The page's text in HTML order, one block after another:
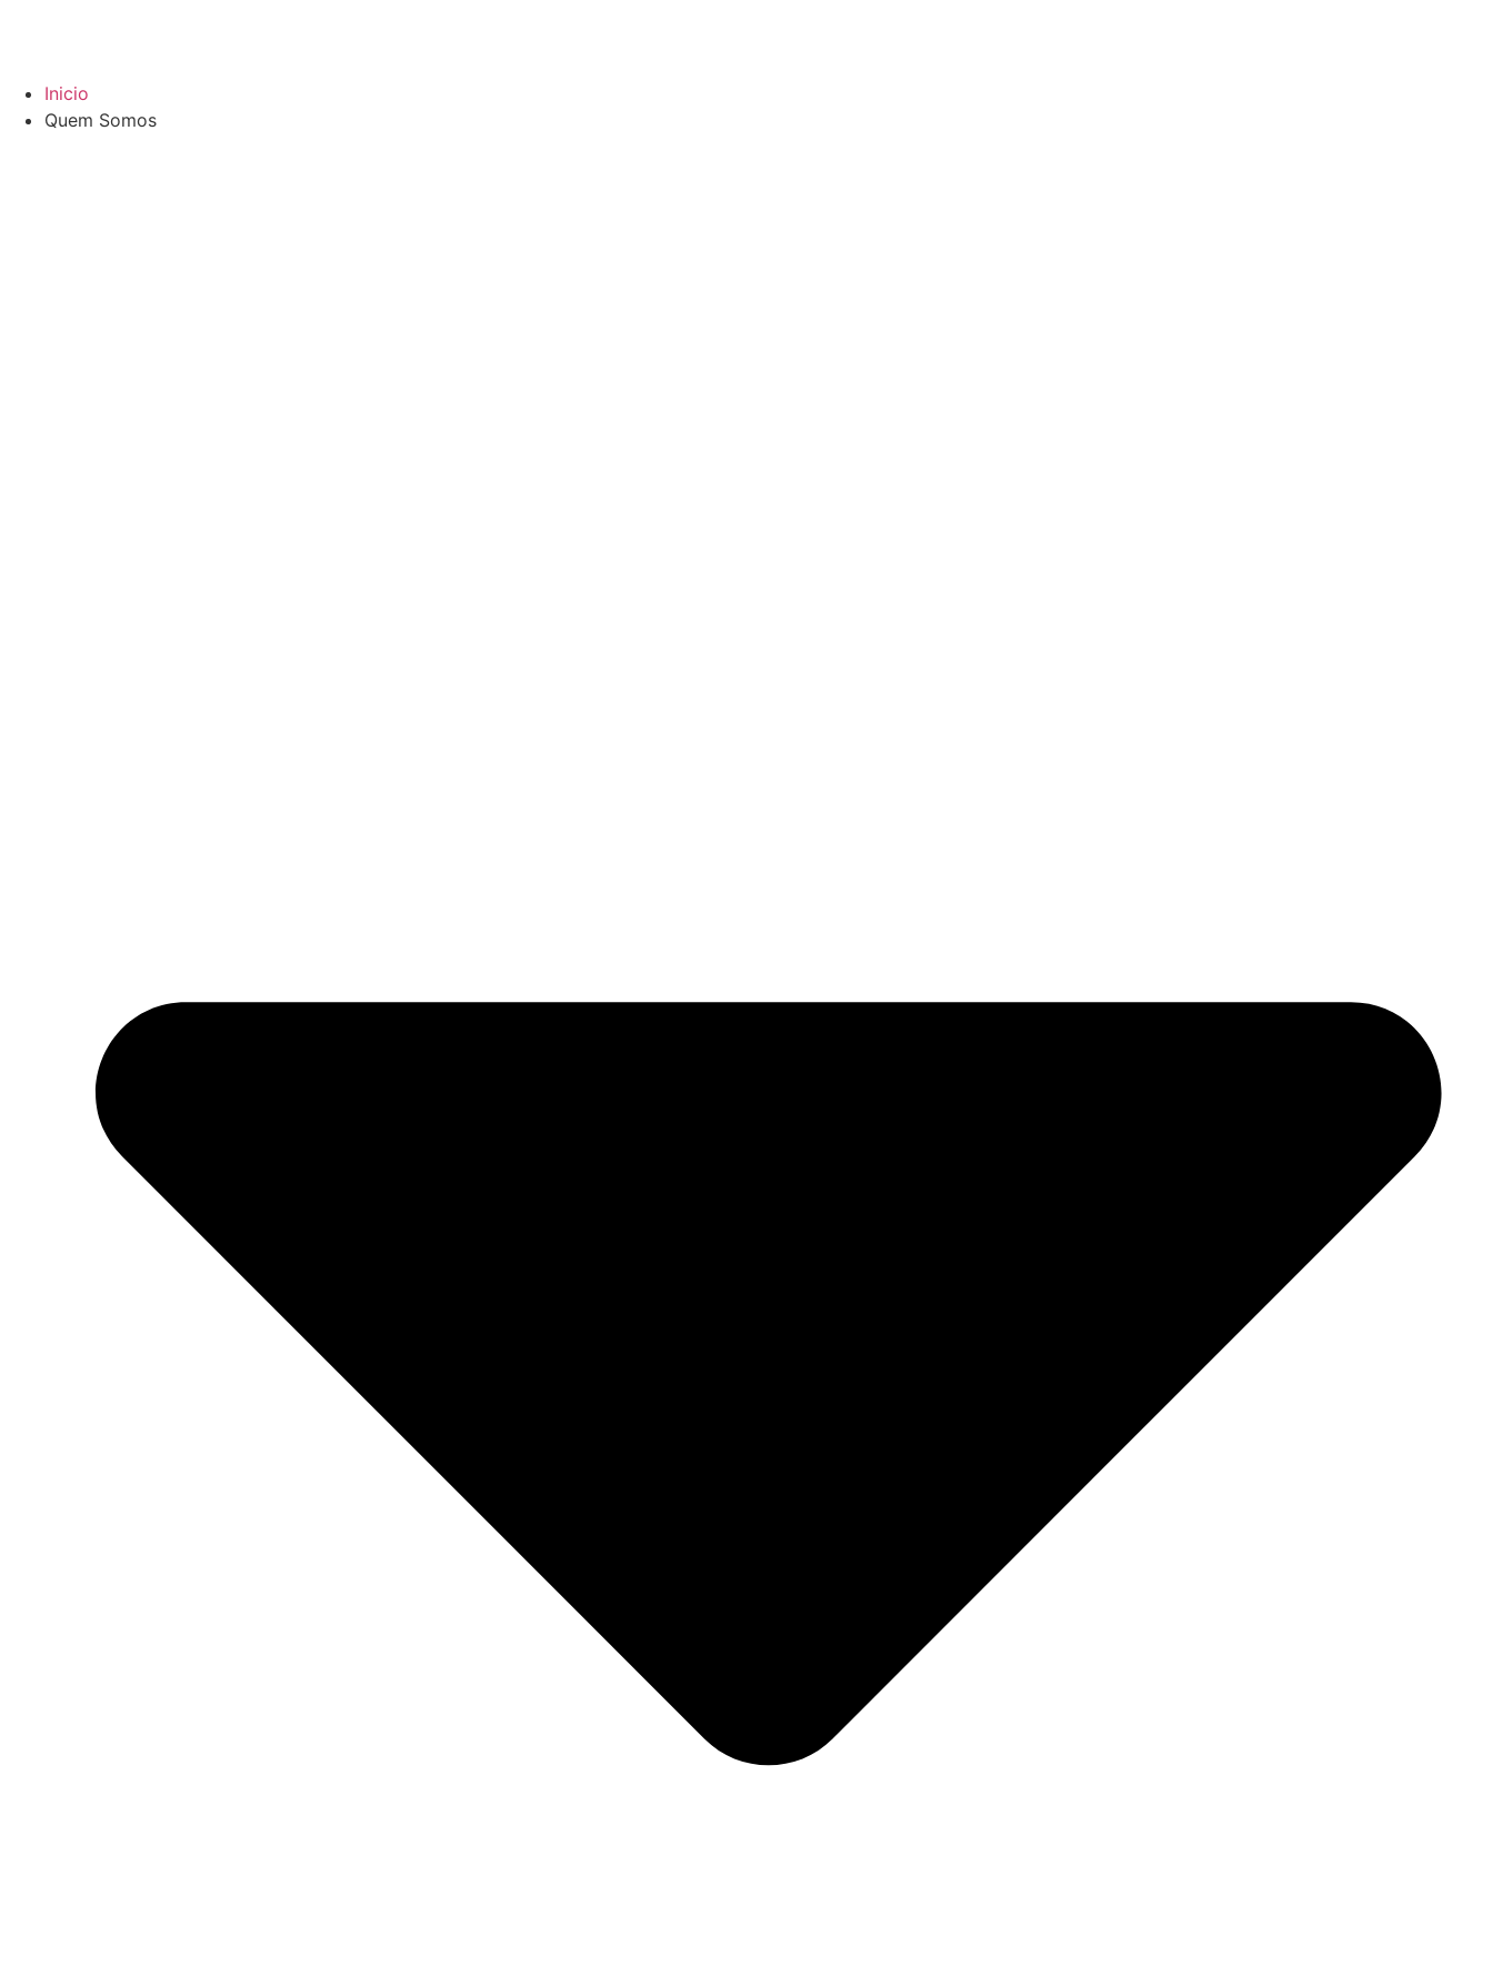
Inicio
Quem Somos